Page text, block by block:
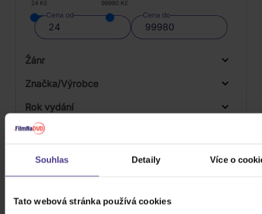
Souhlas Detaily Více o
Tato webová stránka používá cookies
24 Kč 99980 Kč
Cena od Cena do
Žánr
Pop
Značka/Výrobce
Rok vydání
Dostupnost
Skladem
Druh média
3D
Počet CD